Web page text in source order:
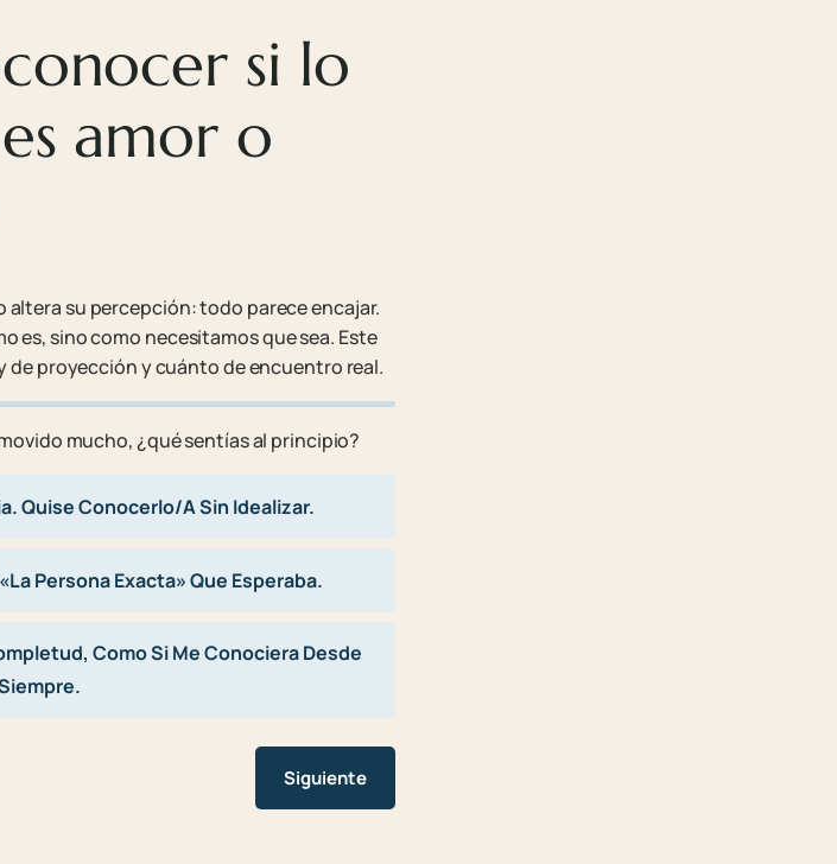
si lo
amor o
altera su percepción: todo parece encajar.
es, sino como necesitamos que sea. Este
proyección y cuánto de encuentro real.
mucho, ¿qué sentías al principio?
Quise Conocerlo/a Sin Idealizar.
Persona Exacta» Que Esperaba.
Como Si Me Conociera Desde
Siguiente